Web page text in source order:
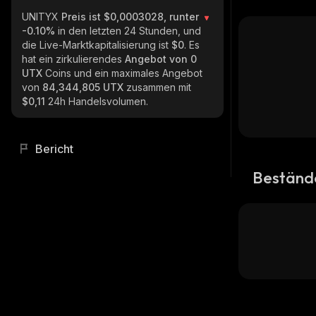
UNITYX Preis ist $0,0003028, runter
-0.10% in den letzten 24 Stunden, und
die Live-Marktkapitalisierung ist $0. Es
hat ein zirkulierendes Angebot von 0
UTX Coins und ein maximales Angebot
von 84,344,805 UTX zusammen mit
$0,11 24h Handelsvolumen.
Bericht